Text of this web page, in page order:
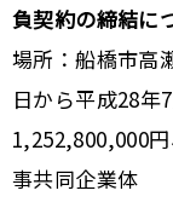
負契約の締結に
場所：船橋市高
日から平成28年
1,252,800,000
事共同企業体